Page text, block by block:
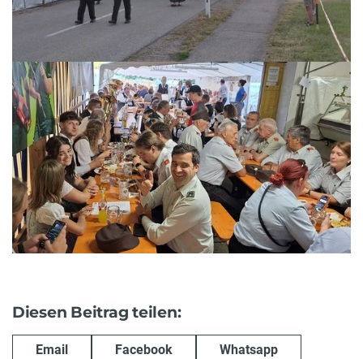
Diesen Beitrag teilen:
Email Facebook Whatsapp